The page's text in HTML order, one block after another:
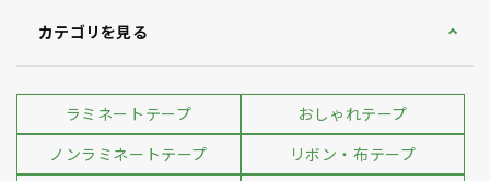
カテゴリを見る
ラミネートテープ
おしゃれテープ
ノンラミネートテープ
リボン・布テープ